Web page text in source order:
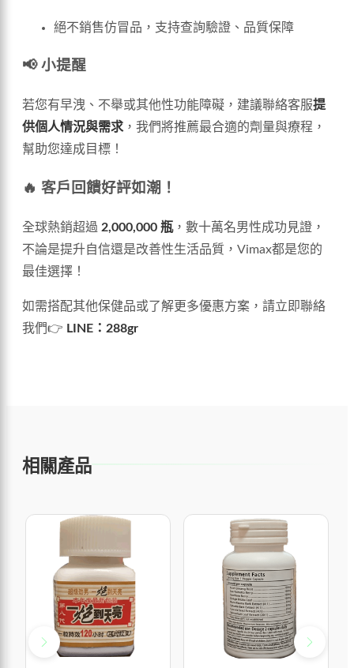
絕不銷售仿冒品，支持查詢驗證、品質保障
📢 小提醒
若您有早洩、不舉或其他性功能障礙，建議聯絡客服提
供個人情況與需求，我們將推薦最合適的劑量與療程，
幫助您達成目標！
🔥 客戶回饋好評如潮！
全球熱銷超過 2,000,000 瓶，數十萬名男性成功見證，
不論是提升自信還是改善性生活品質，Vimax都是您的
最佳選擇！
如需搭配其他保健品或了解更多優惠方案，請立即聯絡
我們👉 LINE：288gr
相關產品